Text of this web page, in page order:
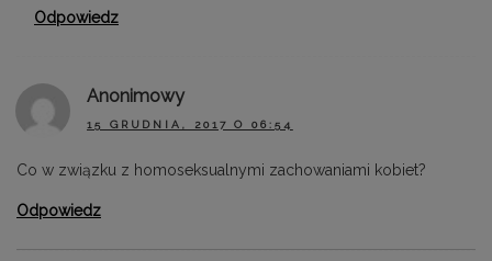
Odpowiedz
Anonimowy
15 GRUDNIA, 2017 O 06:54
Co w związku z homoseksualnymi zachowaniami kobiet?
Odpowiedz